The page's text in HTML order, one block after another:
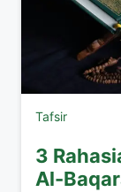
Tafsir
3
Al-